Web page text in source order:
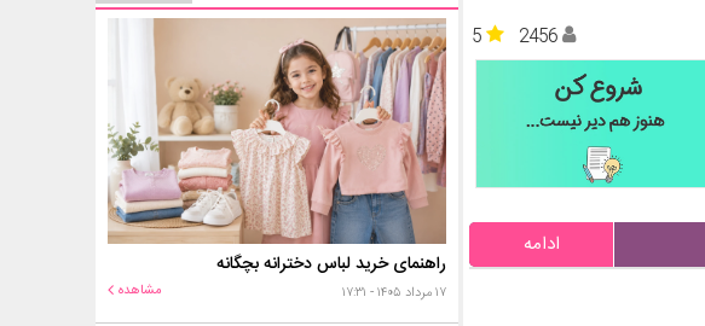
5
2456
ادامه
راهنمای خرید لباس دخترانه بچگانه
۱۷ مرداد ۱۴۰۵ - ۱۷:۳۱ مشاهده